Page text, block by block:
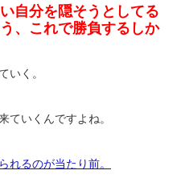
自分を隠そうとしてる
、これで勝負するしか
いく。
ていくんですよね。
れるのが当たり前。